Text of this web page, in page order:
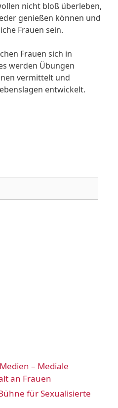
nicht bloß überleben,
genießen können und
Frauen sein.
Frauen sich in
werden Übungen
vermittelt und
entwickelt.
– Mediale
an Frauen
für Sexualisierte